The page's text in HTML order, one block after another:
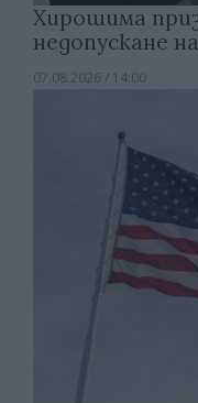
Хирошима
недопускане
07.08.2026 / 14:00